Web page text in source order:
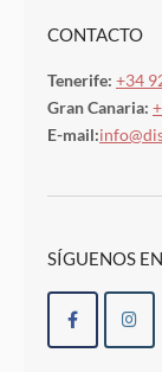
CONTACTO
Tenerife: +34
Gran Canaria:
E-mail:
SÍGUENOS